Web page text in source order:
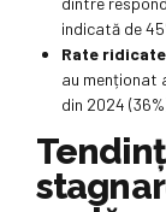
indicată de
Rate
au menționat
din 2024